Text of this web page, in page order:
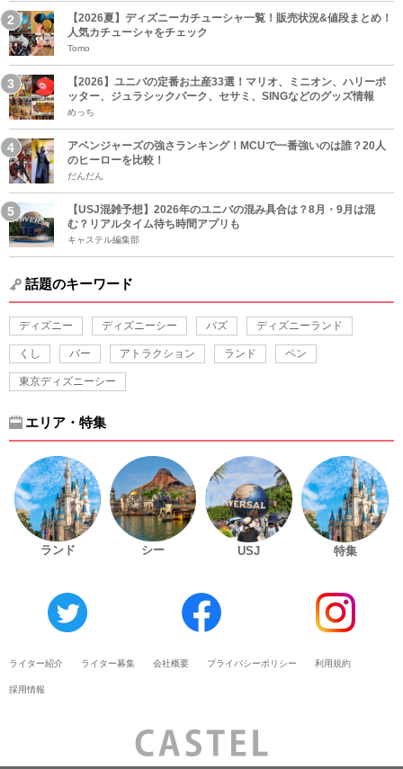
【2026夏】ディズニーカチューシャ一覧！販売状況&値段まとめ！
人気カチューシャをチェック
Tomo
【2026】ユニバの定番お土産33選！マリオ、ミニオン、ハリーポ
ッター、ジュラシックパーク、セサミ、SINGなどのグッズ情報
めっち
アベンジャーズの強さランキング！MCUで一番強いのは誰？20人
のヒーローを比較！
だんだん
【USJ混雑予想】2026年のユニバの混み具合は？8月・9月は混
む？リアルタイム待ち時間アプリも
キャステル編集部
話題のキーワード
ディズニー ディズニーシー バズ ディズニーランド
くし バー アトラクション ランド ペン
東京ディズニーシー
エリア・特集
ランド シー USJ 特集
ライター紹介 ライター募集 会社概要 プライバシーポリシー 利用規約
採用情報